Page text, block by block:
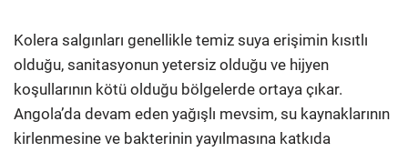
Kolera salgınları genellikle temiz suya erişimin kısıtlı
olduğu, sanitasyonun yetersiz olduğu ve hijyen
koşullarının kötü olduğu bölgelerde ortaya çıkar.
Angola’da devam eden yağışlı mevsim, su kaynaklarının
kirlenmesine ve bakterinin yayılmasına katkıda